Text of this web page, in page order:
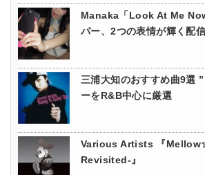
Manaka「Look At Me
パー、2つの表情が輝く配
三浦大知のおすすめ曲9選
ーをR&B中心に厳選
Various Artists 『
Revisited-』